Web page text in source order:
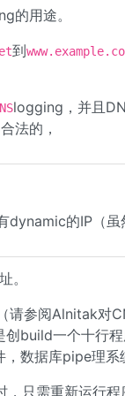
的用途。
到
NSlogging，并且
法的，
的IP（虽
。
请参阅Alnitak对
创build一个十行
数据库pipe理系
只需重新运行程